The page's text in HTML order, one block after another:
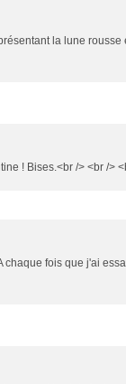
la lune
! Bises.<br /> <br />
fois que j'ai